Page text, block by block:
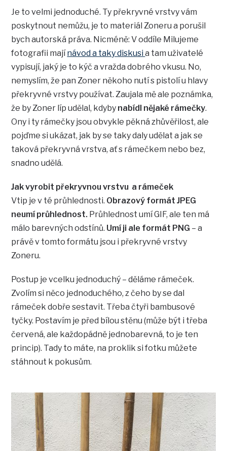
Je to velmi jednoduché. Ty překryvné vrstvy vám
poskytnout nemůžu, je to materiál Zoneru a porušil
bych autorská práva. Nicméně: V oddíle Milujeme
fotografii majínávod a taky diskusia tam uživatelé
vypisují, jaký je to kýč a vražda dobrého vkusu. No,
nemyslím, že pan Zoner někoho nutí s pistolí u hlavy
překryvné vrstvy používat. Zaujala mě ale poznámka,
že by Zoner líp udělal, kdyby nabídl nějaké rámečky.
Ony i ty rámečky jsou obvykle pěkná zhůvěřilost, ale
pojďme si ukázat, jak by se taky daly udělat a jak se
taková překryvná vrstva, ať s rámečkem nebo bez,
snadno udělá.
Jak vyrobit překryvnou vrstvu a rámeček
Vtip je v té průhlednosti. Obrazový formát JPEG
neumí průhlednost. Průhlednost umí GIF, ale ten má
málo barevných odstínů. Umí ji ale formát PNG – a
právě v tomto formátu jsou i překryvné vrstvy
Zoneru.
Postup je vcelku jednoduchý – děláme rámeček.
Zvolím si něco jednoduchého, z čeho by se dal
rámeček dobře sestavit. Třeba čtyři bambusové
tyčky. Postavím je před bílou stěnu (může být i třeba
červená, ale každopádně jednobarevná, to je ten
princip). Tady to máte, na proklik si fotku můžete
stáhnout k pokusům.